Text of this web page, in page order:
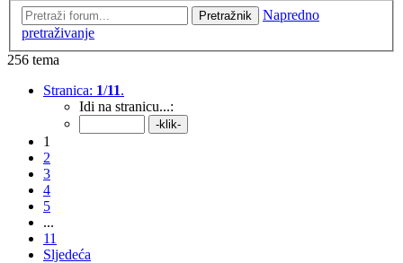
Pretražnik
Napredno
pretraživanje
256 tema
Stranica: 1/11.
Idi na stranicu...:
1
2
3
4
5
...
11
Sljedeća